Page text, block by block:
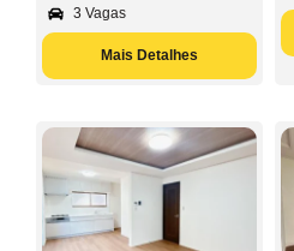
3 Vagas
Mais Detalhes